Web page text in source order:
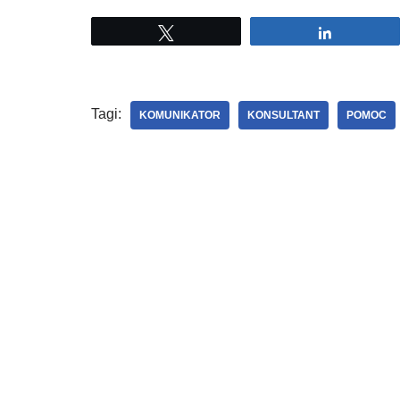
Tagi: KOMUNIKATOR KONSULTANT POMOC